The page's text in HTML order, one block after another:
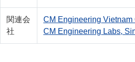
関連会
社
CM Engineering Vietnam
CM Engineering Labs,